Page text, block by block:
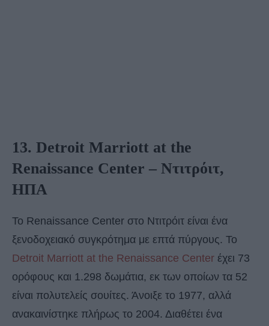
13. Detroit Marriott at the
Renaissance Center – Ντιτρόιτ,
ΗΠΑ
Το Renaissance Center στο Ντιτρόιτ είναι ένα
ξενοδοχειακό συγκρότημα με επτά πύργους. Το
Detroit Marriott at the Renaissance Center έχει 73
ορόφους και 1.298 δωμάτια, εκ των οποίων τα 52
είναι πολυτελείς σουίτες. Άνοιξε το 1977, αλλά
ανακαινίστηκε πλήρως το 2004. Διαθέτει ένα